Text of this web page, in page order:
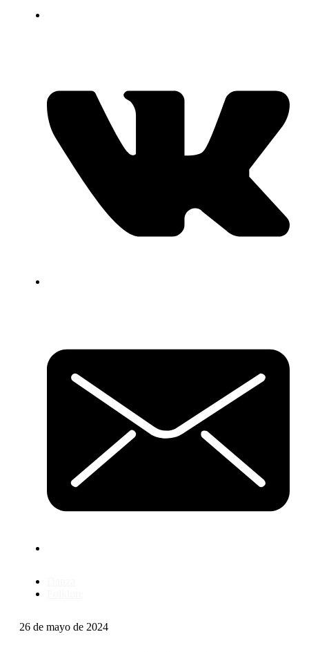
26 de mayo de 2024